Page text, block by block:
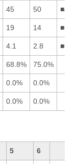
45 50
19 14
4.1 2.8
68.8% 75.0%
0.0% 0.0%
0.0% 0.0%
5 6